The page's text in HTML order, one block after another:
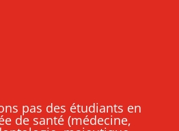
pas des étudiants en
de santé (médecine,